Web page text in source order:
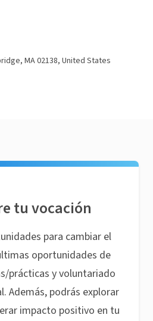
MA 02138, United States
tu vocación
para cambiar el
oportunidades de
prácticas y voluntariado
Además, podrás explorar
impacto positivo en tu